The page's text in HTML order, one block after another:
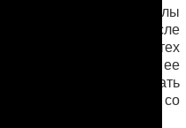
на могилы
спустя полгода после
не случился обвал. До тех
табличку, но и ее
люди устанавливать
давление и со